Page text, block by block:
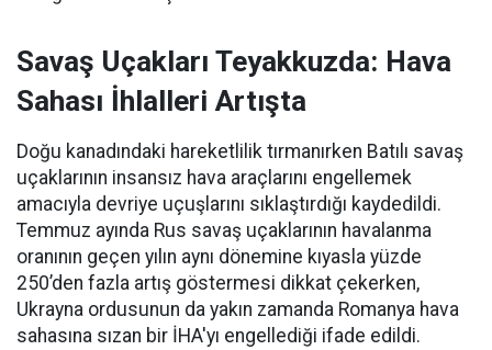
Savaş Uçakları Teyakkuzda: Hava
Sahası İhlalleri Artışta
Doğu kanadındaki hareketlilik tırmanırken Batılı savaş
uçaklarının insansız hava araçlarını engellemek
amacıyla devriye uçuşlarını sıklaştırdığı kaydedildi.
Temmuz ayında Rus savaş uçaklarının havalanma
oranının geçen yılın aynı dönemine kıyasla yüzde
250’den fazla artış göstermesi dikkat çekerken,
Ukrayna ordusunun da yakın zamanda Romanya hava
sahasına sızan bir İHA'yı engellediği ifade edildi.